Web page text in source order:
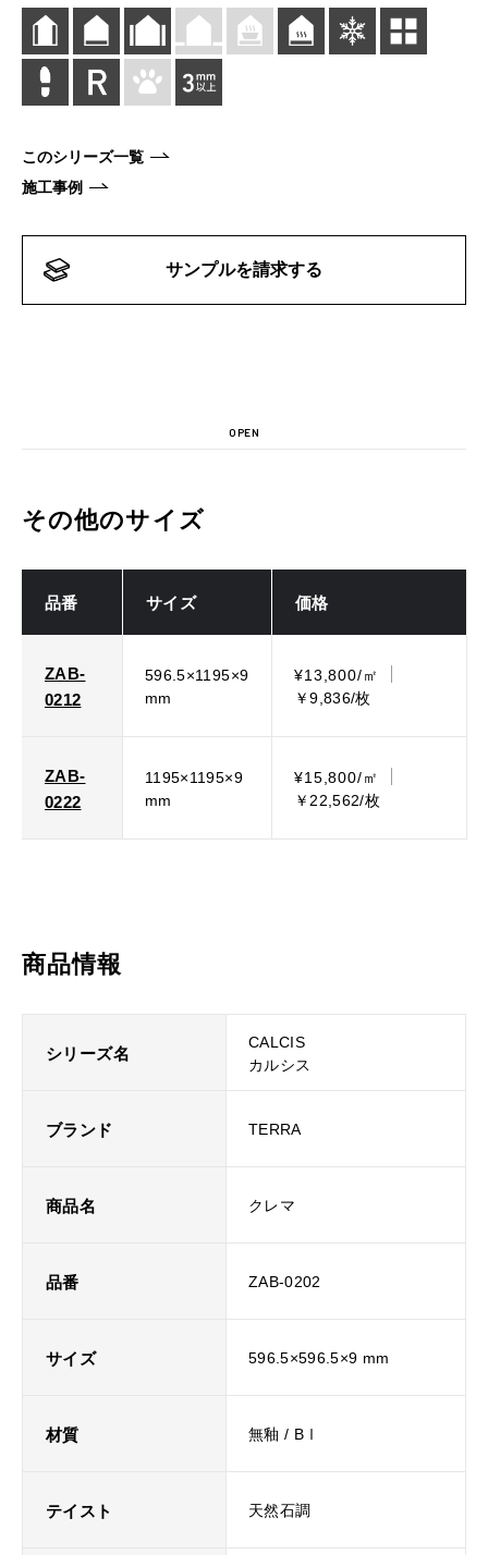
このシリーズ一覧
施工事例
サンプルを請求する
OPEN
その他のサイズ
品番 サイズ 価格
ZAB-
0212
596.5×1195×9
mm
¥13,800/㎡
￥9,836/枚
ZAB-
0222
1195×1195×9
mm
¥15,800/㎡
￥22,562/枚
商品情報
シリーズ名
CALCIS
カルシス
ブランド TERRA
商品名 クレマ
品番 ZAB-0202
サイズ 596.5×596.5×9 mm
材質 無釉 / BⅠ
テイスト 天然石調